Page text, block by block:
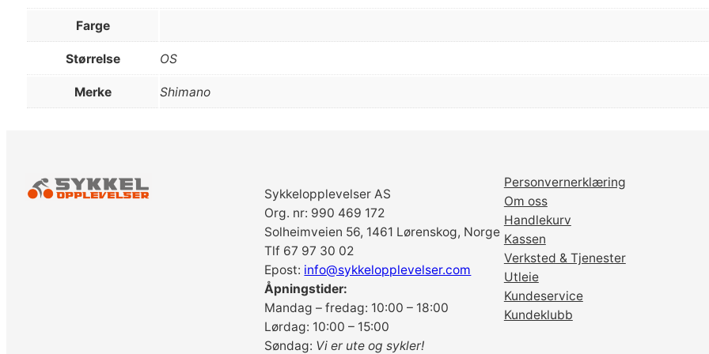
-
e
3
S
Farge
Størrelse OS
Merke Shimano
Sykkelopplevelser AS
Org. nr: 990 469 172
Solheimveien 56, 1461 Lørenskog, Norge
Tlf 67 97 30 02
Epost: info@sykkelopplevelser.com
Åpningstider:
Mandag – fredag: 10:00 – 18:00
Lørdag: 10:00 – 15:00
Søndag: Vi er ute og sykler!
Personvernerklæring
Om oss
Handlekurv
Kassen
Verksted & Tjenester
Utleie
Kundeservice
Kundeklubb